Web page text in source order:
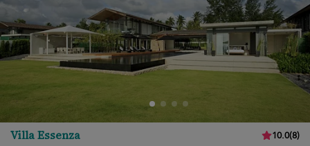
Villa Essenza 10.0(8)